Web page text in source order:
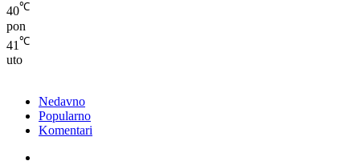
40℃
pon
41 ℃
uto
Nedavno
Popularno
Komentari